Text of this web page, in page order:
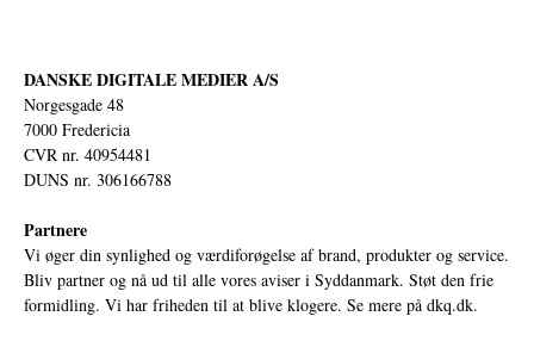
DANSKE DIGITALE MEDIER A/S
Norgesgade 48
7000 Fredericia
CVR nr. 40954481
DUNS nr. 306166788
Partnere
Vi øger din synlighed og værdiforøgelse af brand, produkter og service.
Bliv partner og nå ud til alle vores aviser i Syddanmark. Støt den frie
formidling. Vi har friheden til at blive klogere. Se mere på dkq.dk.